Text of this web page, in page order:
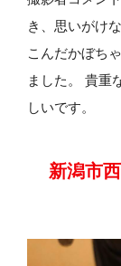
き、思いがけ
こんだかぼち
ました。 貴重
しいです。
新潟市